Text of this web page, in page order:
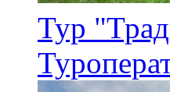
Тур